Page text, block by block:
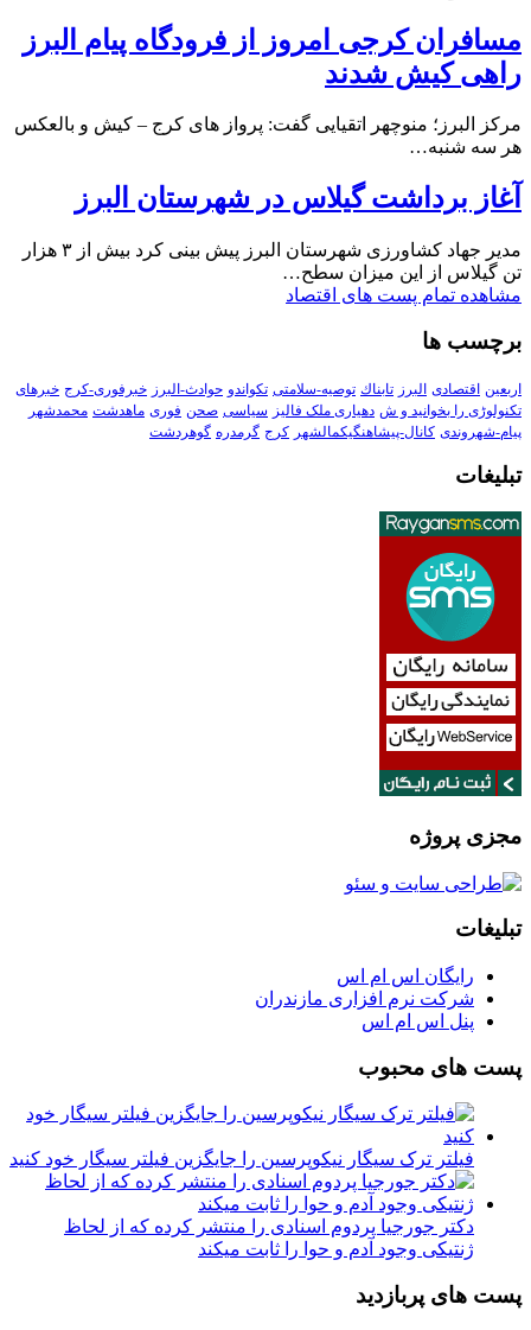
مسافران کرجی امروز از فرودگاه پیام البرز
راهی کیش شدند
مرکز البرز؛ منوچهر اتقیایی گفت: پرواز های کرج – کیش و بالعکس
هر سه شنبه…
آغاز برداشت گیلاس در شهرستان البرز
مدیر جهاد کشاورزی شهرستان البرز پیش بینی کرد بیش از ۳ هزار
تن گیلاس از این میزان سطح…
مشاهده تمام پست های اقتصاد
برچسب ها
اربعین اقتصادی البرز تابناك توصیه-سلامتی تکواندو حوادث-البرز خبرفوری-کرج خبرهای
تکنولوڑی را بخوانید و ش دهیاری ملک فالیز سیاسی صحن فوری ماهدشت محمدشهر
پیام-شهروندی کانال-پیشاهنگیکمالشهر کرج گرمدره گوهردشت
تبلیغات
مجزی پروژه
تبلیغات
رایگان اس ام اس
شرکت نرم افزاری مازندران
پنل اس ام اس
پست های محبوب
فیلتر ترک سیگار نیکوپرسین را جایگزین فیلتر سیگار خود کنید
دکتر جورجیا پردوم اسنادی را منتشر کرده که از لحاظ
ژنتیکی وجود آدم و حوا را ثابت میکند
پست های پربازدید